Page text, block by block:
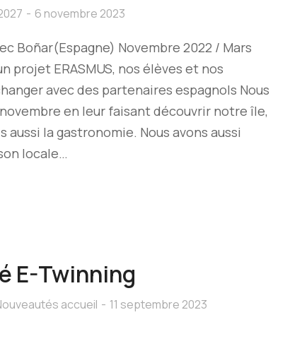
6 novembre 2023
Boñar(Espagne) Novembre 2022 / Mars
projet ERASMUS, nos élèves et nos
avec des partenaires espagnols Nous
en leur faisant découvrir notre île,
aussi la gastronomie. Nous avons aussi
locale…
E-Twinning
accueil 11 septembre 2023